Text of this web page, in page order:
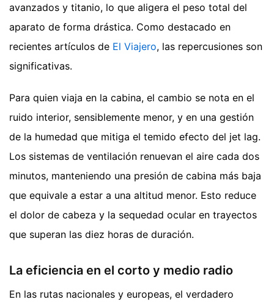
avanzados y titanio, lo que aligera el peso total del
aparato de forma drástica. Como destacado en
recientes artículos de El Viajero, las repercusiones son
significativas.
Para quien viaja en la cabina, el cambio se nota en el
ruido interior, sensiblemente menor, y en una gestión
de la humedad que mitiga el temido efecto del jet lag.
Los sistemas de ventilación renuevan el aire cada dos
minutos, manteniendo una presión de cabina más baja
que equivale a estar a una altitud menor. Esto reduce
el dolor de cabeza y la sequedad ocular en trayectos
que superan las diez horas de duración.
La eficiencia en el corto y medio radio
En las rutas nacionales y europeas, el verdadero